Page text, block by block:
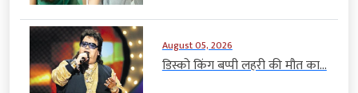
August 05, 2026
डिस्को किंग बप्पी लहरी की मौत का...